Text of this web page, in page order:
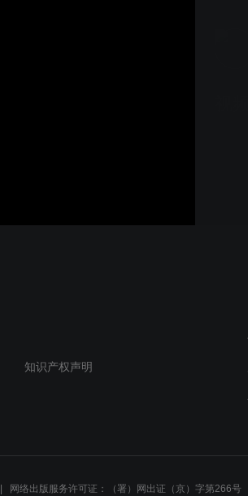
知识产权声明
网络出版服务许可证：（署）网出证（京）字第266号